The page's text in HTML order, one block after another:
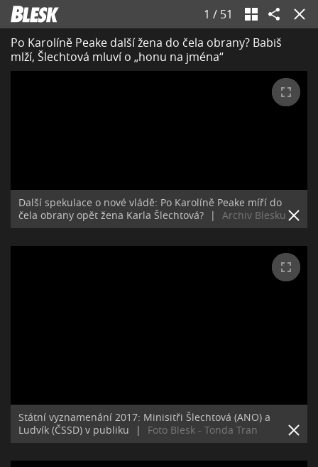
1 / 51
Po Karolíně Peake další žena do čela obrany? Babiš
mlží, Šlechtová mluví o „honu na jména“
Další spekulace o nové vládě: Po Karolíně Peake míří do
čela obrany opět žena Karla Šlechtová?
| Archiv Blesku
Státní vyznamenání 2017: Minisitři Šlechtová (ANO) a
Ludvík (ČSSD) v publiku
| Foto Blesk - Tonda Tran